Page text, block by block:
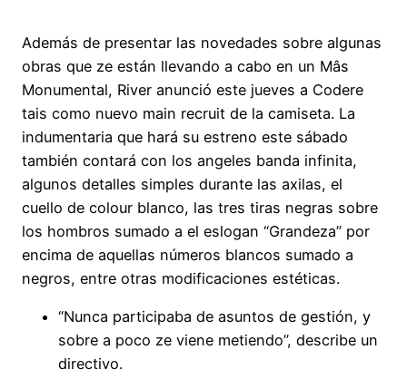
Además de presentar las novedades sobre algunas
obras que ze están llevando a cabo en un Mâs
Monumental, River anunció este jueves a Codere
tais como nuevo main recruit de la camiseta. La
indumentaria que hará su estreno este sábado
también contará con los angeles banda infinita,
algunos detalles simples durante las axilas, el
cuello de colour blanco, las tres tiras negras sobre
los hombros sumado a el eslogan “Grandeza” por
encima de aquellas números blancos sumado a
negros, entre otras modificaciones estéticas.
“Nunca participaba de asuntos de gestión, y
sobre a poco ze viene metiendo”, describe un
directivo.